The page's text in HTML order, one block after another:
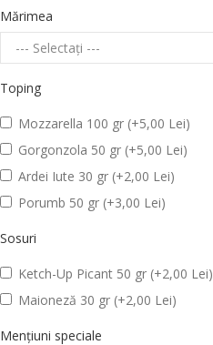
Mărimea
Toping
Mozzarella 100 gr (+5,00 Lei)
Gorgonzola 50 gr (+5,00 Lei)
Ardei Iute 30 gr (+2,00 Lei)
Porumb 50 gr (+3,00 Lei)
Sosuri
Ketch-Up Picant 50 gr (+2,00 Lei)
Maioneză 30 gr (+2,00 Lei)
Mențiuni speciale